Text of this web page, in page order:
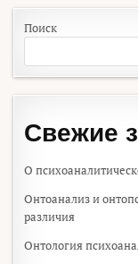
Поиск
Свежие
О
Онтоанализ и
различия
Онтология